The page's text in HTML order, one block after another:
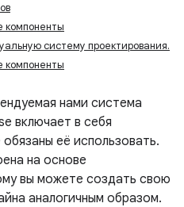
компоненты
систему проектирования.
компоненты
нами система
включает в себя
её использовать.
на основе
вы можете создать свою
аналогичным образом.